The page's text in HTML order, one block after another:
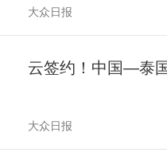
大众日报
云签约！中国—泰
大众日报